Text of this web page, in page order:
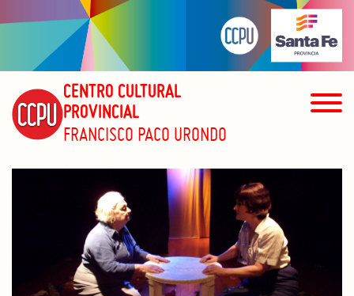
CENTRO CULTURAL
PROVINCIAL
FRANCISCO PACO URONDO